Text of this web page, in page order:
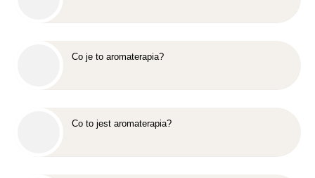
Co je to aromaterapia?
Co to jest aromaterapia?